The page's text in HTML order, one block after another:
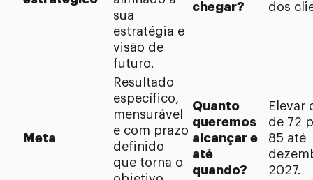
sua
estratégia e
visão de
futuro.
chegar?
dos
Meta
Resultado
específico,
mensurável
e com prazo
definido
que torna o
Quanto
queremos
alcançar e
até
quando?
Elevar
de 72
85 até
2027.